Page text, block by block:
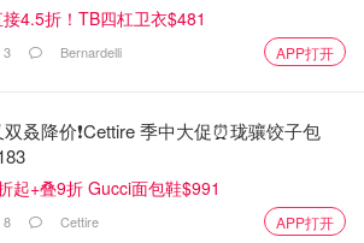
，重瓣条纹渐变雪顶，只有你想不到，
的~自己养护很难复花，就当一年生来
是乐趣之一~大部分需要春化(受冻)才
4.5折！TB四杠卫衣$481
3 Bernardelli APP打开
双叒降价❗️Cettire 季中大促⏰珑骧饺子包
起+叠9折 Gucci面包鞋$991
8 Cettire APP打开